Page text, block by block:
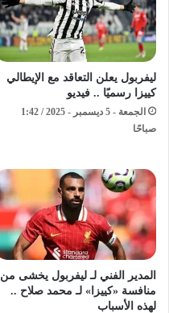
ليفربول يعلن التعاقد مع الإيطالي
كييزا رسميًا .. فيديو
الجمعة - 5 ديسمبر - 2025 / 1:42
صباحًا
المدير الفني لـ ليفربول يخشى من
منافسة «كييزا» لـ محمد صلاح ..
لهذه الأسباب